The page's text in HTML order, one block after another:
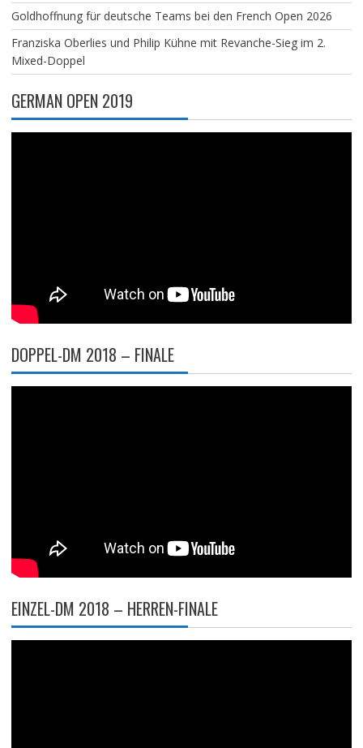
Goldhoffnung für deutsche Teams bei den French Open 2026
Franziska Oberlies und Philip Kühne mit Revanche-Sieg im 2.
Mixed-Doppel
GERMAN OPEN 2019
DOPPEL-DM 2018 – FINALE
EINZEL-DM 2018 – HERREN-FINALE